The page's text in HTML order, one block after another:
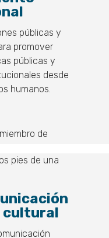
públicas y
promover
públicas y
desde
humanos.
cultural